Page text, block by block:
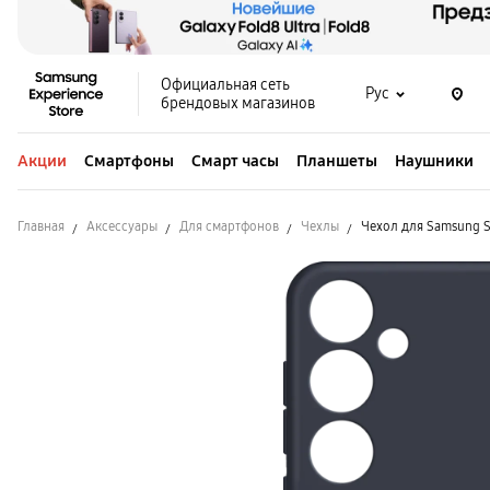
Официальная сеть
брендовых магазинов
Рус
Акции Смартфоны Смарт часы Планшеты Наушники
Главная Аксессуары Для смартфонов Чехлы Чехол для Samsung